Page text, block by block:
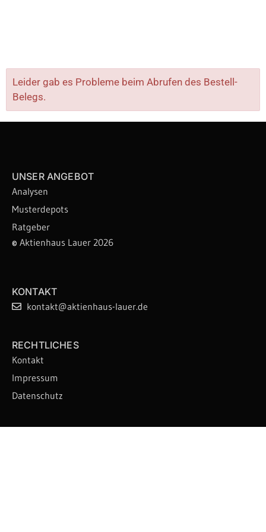
Leider gab es Probleme beim Abrufen des Bestell-
Belegs.
UNSER ANGEBOT
Analysen
Musterdepots
Ratgeber
© Aktienhaus Lauer 2026
KONTAKT
kontakt@aktienhaus-lauer.de
RECHTLICHES
Kontakt
Impressum
Datenschutz